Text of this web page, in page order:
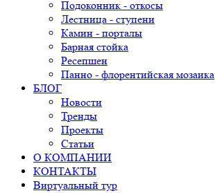
Подоконник - откосы
Лестница - ступени
Камин - порталы
Барная стойка
Ресепшен
Панно - флорентийская мозаика
БЛОГ
Новости
Тренды
Проекты
Статьи
О КОМПАНИИ
КОНТАКТЫ
Виртуальный тур